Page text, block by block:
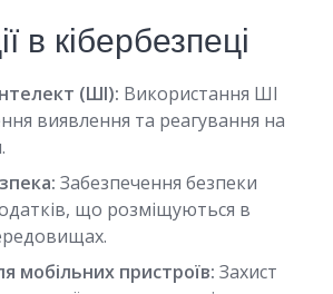
в кібербезпеці
(ШІ): Використання ШІ
виявлення та реагування на
Забезпечення безпеки
що розміщуються в
мобільних пристроїв: Захист